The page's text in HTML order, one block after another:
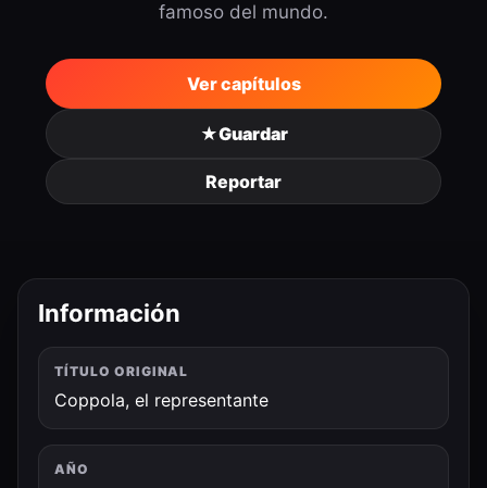
famoso del mundo.
Ver capítulos
★Guardar
Reportar
Información
TÍTULO ORIGINAL
Coppola, el representante
AÑO